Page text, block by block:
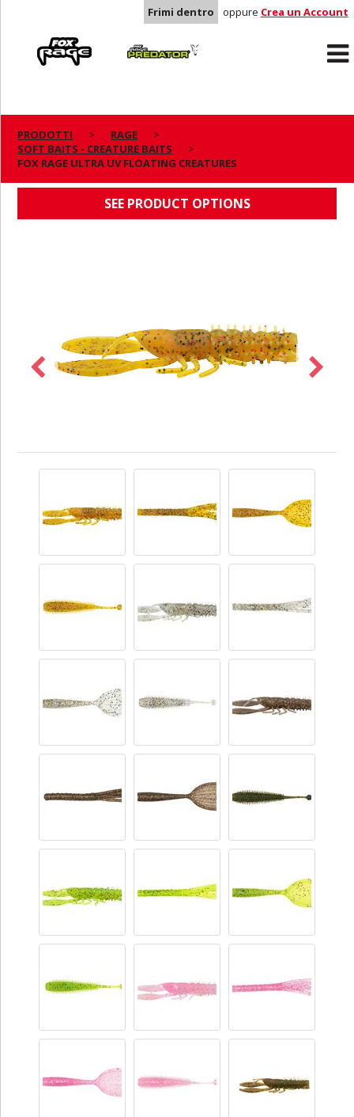
Frimi dentro oppure Crea un Account
Predator
PRODOTTI
RAGE
SOFT BAITS - CREATURE BAITS
FOX RAGE ULTRA UV FLOATING CREATURES
FOX RAGE ULTRA UV FLOATING CREATURES
SEE PRODUCT OPTIONS